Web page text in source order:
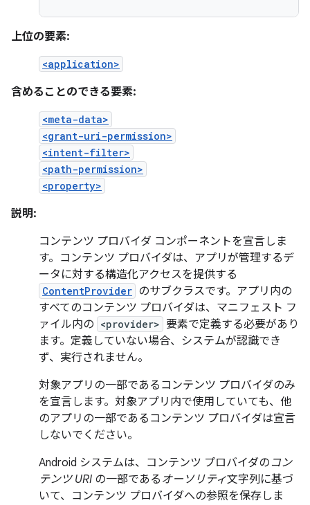
上位の要素:
<application>
含めることのできる要素:
<meta-data>
<grant-uri-permission>
<intent-filter>
<path-permission>
<property>
説明:
コンテンツ プロバイダ コンポーネントを宣言しま
す。コンテンツ プロバイダは、アプリが管理するデ
ータに対する構造化アクセスを提供する
ContentProvider のサブクラスです。アプリ内の
すべてのコンテンツ プロバイダは、マニフェスト フ
ァイル内の <provider> 要素で定義する必要があり
ます。定義していない場合、システムが認識でき
ず、実行されません。
対象アプリの一部であるコンテンツ プロバイダのみ
を宣言します。対象アプリ内で使用していても、他
のアプリの一部であるコンテンツ プロバイダは宣言
しないでください。
Android システムは、コンテンツ プロバイダの コン
テンツ URI の一部である オーソリティ文字列に基づ
いて、コンテンツ プロバイダへの参照を保存しま